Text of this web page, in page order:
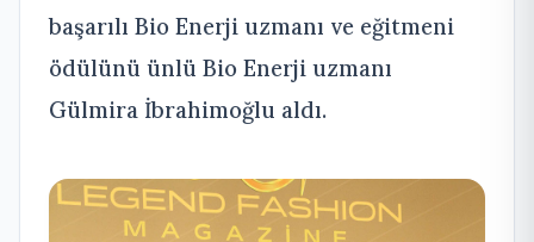
başarılı Bio Enerji uzmanı ve eğitmeni
ödülünü ünlü Bio Enerji uzmanı
Gülmira İbrahimoğlu aldı.